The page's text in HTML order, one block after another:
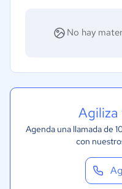
No hay
Agiliza
Agenda una llamada de
con